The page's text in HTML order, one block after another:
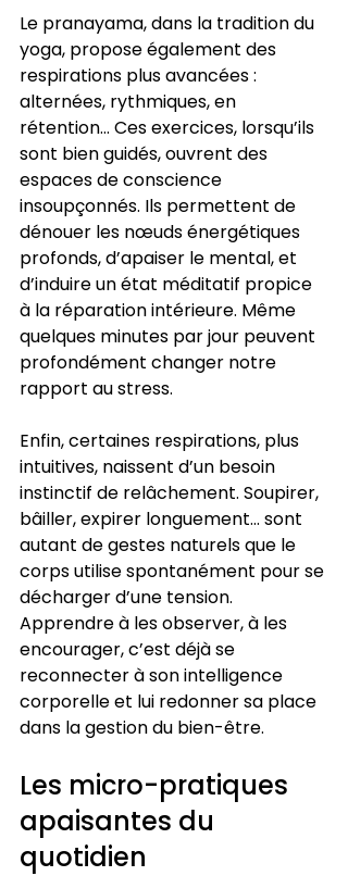
Le pranayama, dans la tradition du
yoga, propose également des
respirations plus avancées :
alternées, rythmiques, en
rétention… Ces exercices, lorsqu’ils
sont bien guidés, ouvrent des
espaces de conscience
insoupçonnés. Ils permettent de
dénouer les nœuds énergétiques
profonds, d’apaiser le mental, et
d’induire un état méditatif propice
à la réparation intérieure. Même
quelques minutes par jour peuvent
profondément changer notre
rapport au stress.
Enfin, certaines respirations, plus
intuitives, naissent d’un besoin
instinctif de relâchement. Soupirer,
bâiller, expirer longuement… sont
autant de gestes naturels que le
corps utilise spontanément pour se
décharger d’une tension.
Apprendre à les observer, à les
encourager, c’est déjà se
reconnecter à son intelligence
corporelle et lui redonner sa place
dans la gestion du bien-être.
Les micro-pratiques
apaisantes du
quotidien